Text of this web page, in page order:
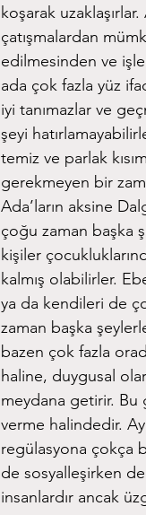
koşarak
çatışmalardan
edilmesinden ve
ada çok fazla yüz
iyi tanımazlar ve
şeyi
temiz ve parlak
gerekmeyen bir
Ada’ların aksine
çoğu zaman başka
kişiler
kalmış olabilirler.
ya da kendileri de
zaman başka
bazen çok fazla
haline, duygusal
meydana getirir. Bu
verme halindedir.
regülasyona çokça
de sosyalleşirken de
insanlardır ancak